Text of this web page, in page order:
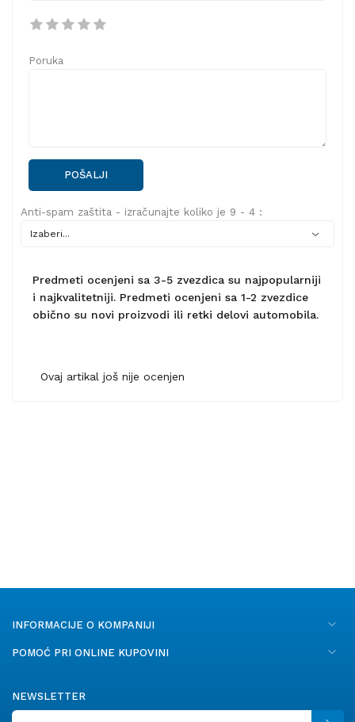
Poruka
POŠALJI
Anti-spam zaštita - izračunajte koliko je 9 - 4 :
Predmeti ocenjeni sa 3-5 zvezdica su najpopularniji
i najkvalitetniji. Predmeti ocenjeni sa 1-2 zvezdice
obično su novi proizvodi ili retki delovi automobila.
Ovaj artikal još nije ocenjen
INFORMACIJE O KOMPANIJI
POMOĆ PRI ONLINE KUPOVINI
NEWSLETTER